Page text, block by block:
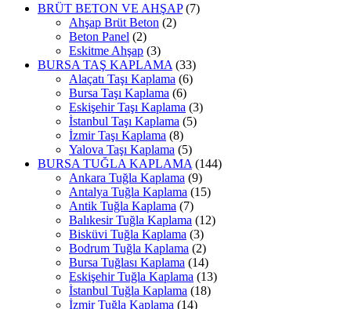
BRÜT BETON VE AHŞAP (7)
Ahşap Brüt Beton (2)
Beton Panel (2)
Eskitme Ahşap (3)
BURSA TAŞ KAPLAMA (33)
Alaçatı Taşı Kaplama (6)
Bursa Taşı Kaplama (6)
Eskişehir Taşı Kaplama (3)
İstanbul Taşı Kaplama (5)
İzmir Taşı Kaplama (8)
Yalova Taşı Kaplama (5)
BURSA TUĞLA KAPLAMA (144)
Ankara Tuğla Kaplama (9)
Antalya Tuğla Kaplama (15)
Antik Tuğla Kaplama (7)
Balıkesir Tuğla Kaplama (12)
Bisküvi Tuğla Kaplama (3)
Bodrum Tuğla Kaplama (2)
Bursa Tuğlası Kaplama (14)
Eskişehir Tuğla Kaplama (13)
İstanbul Tuğla Kaplama (18)
İzmir Tuğla Kaplama (14)